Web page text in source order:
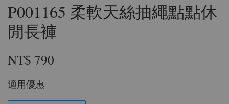
P001165 柔軟天絲抽繩點點休
閒長褲
NT$ 790
適用優惠